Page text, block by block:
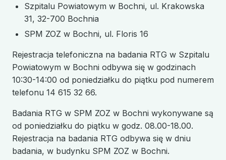
Szpitalu Powiatowym w Bochni, ul. Krakowska
31, 32-700 Bochnia
SPM ZOZ w Bochni, ul. Floris 16
Rejestracja telefoniczna na badania RTG w Szpitalu
Powiatowym w Bochni odbywa się w godzinach
10:30-14:00 od poniedziałku do piątku pod numerem
telefonu 14 615 32 66.
Badania RTG w SPM ZOZ w Bochni wykonywane są
od poniedziałku do piątku w godz. 08.00-18.00.
Rejestracja na badania RTG odbywa się w dniu
badania, w budynku SPM ZOZ w Bochni.